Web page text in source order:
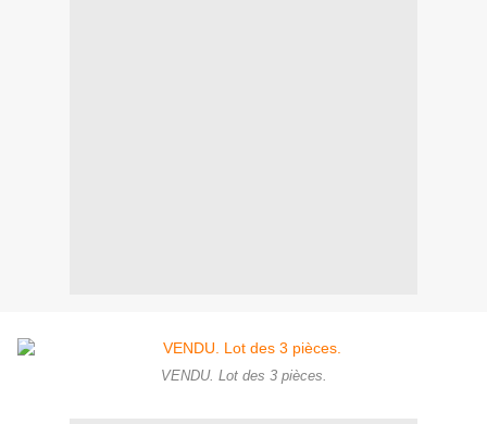
VENDU. Lot des 3 pièces.